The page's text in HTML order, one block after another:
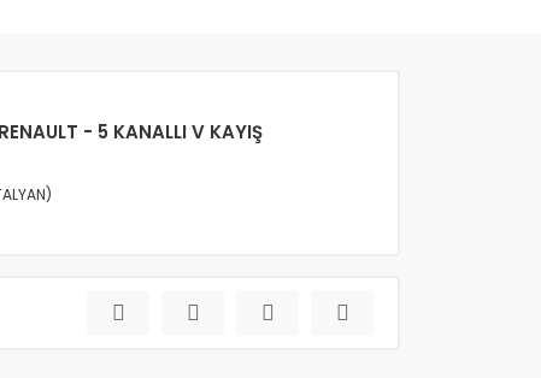
- 5 KANALLI V KAYIŞ